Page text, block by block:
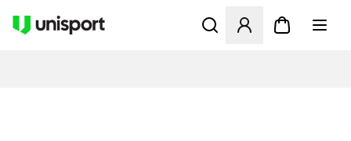
Åbner en Modal til at